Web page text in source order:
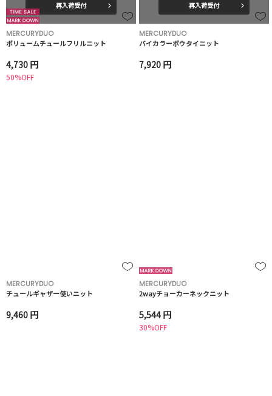
再入荷受付
MERCURYDUO
ボリュームチュールフリルニット
4,730 円
50%OFF
再入荷受付
MERCURYDUO
バイカラーボウタイニット
7,920 円
MERCURYDUO
チュールギャザー使いニット
9,460 円
MERCURYDUO
2wayチョーカーネックニット
5,544 円
30%OFF